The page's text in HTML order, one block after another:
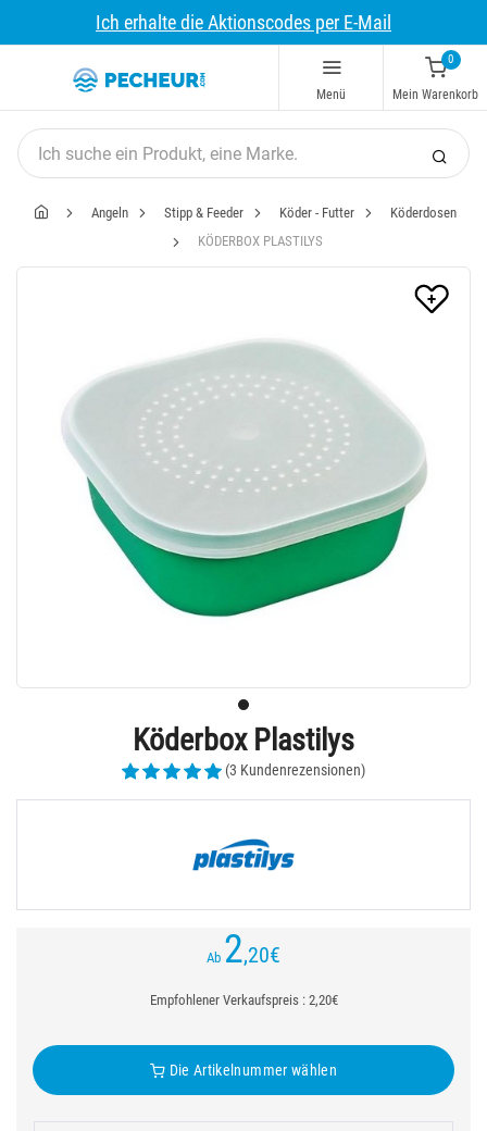
Ich erhalte die Aktionscodes per E-Mail
Menü
0
Mein Warenkorb
Angeln Stipp & Feeder Köder - Futter
Köderdosen
KÖDERBOX PLASTILYS
Köderbox Plastilys
(3 Kundenrezensionen)
Ab 2,20€
Empfohlener Verkaufspreis : 2,20€
Die Artikelnummer wählen